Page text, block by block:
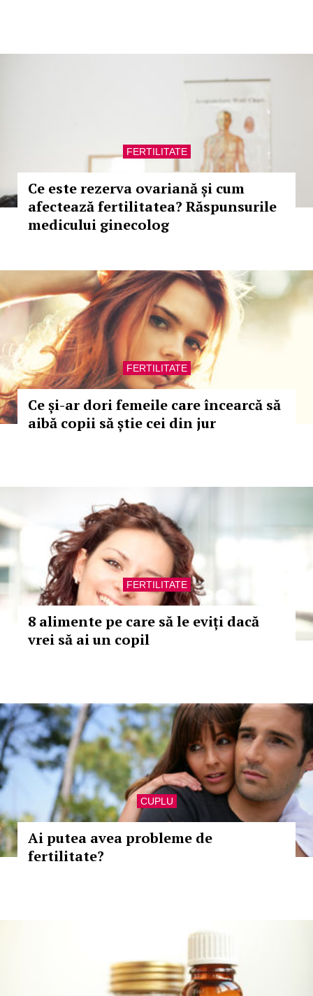
FERTILITATE
Ce este rezerva ovariană și cum
afectează fertilitatea? Răspunsurile
medicului ginecolog
FERTILITATE
Ce și-ar dori femeile care încearcă să
aibă copii să știe cei din jur
FERTILITATE
8 alimente pe care să le eviți dacă
vrei să ai un copil
CUPLU
Ai putea avea probleme de
fertilitate?